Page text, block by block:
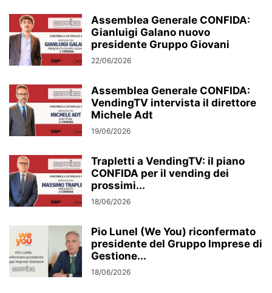
Assemblea Generale CONFIDA:
Gianluigi Galano nuovo
presidente Gruppo Giovani
22/06/2026
Assemblea Generale CONFIDA:
VendingTV intervista il direttore
Michele Adt
19/06/2026
Trapletti a VendingTV: il piano
CONFIDA per il vending dei
prossimi...
18/06/2026
Pio Lunel (We You) riconfermato
presidente del Gruppo Imprese di
Gestione...
18/06/2026